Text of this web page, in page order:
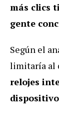
más clics
gente
Según el
limitaría al
relojes